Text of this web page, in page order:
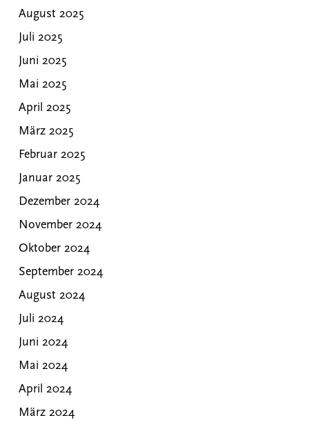
August 2025
Juli 2025
Juni 2025
Mai 2025
April 2025
März 2025
Februar 2025
Januar 2025
Dezember 2024
November 2024
Oktober 2024
September 2024
August 2024
Juli 2024
Juni 2024
Mai 2024
April 2024
März 2024